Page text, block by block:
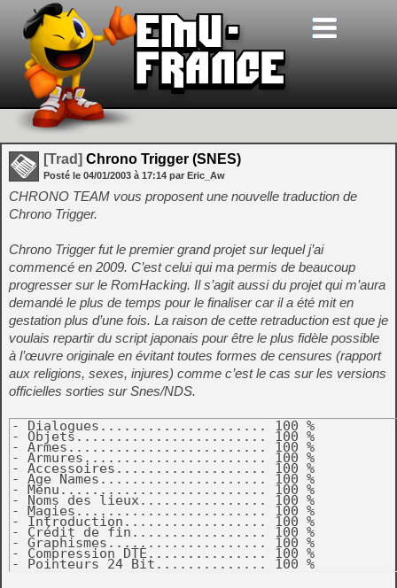
[Trad] Chrono Trigger (SNES)
Posté le 04/01/2003 à 17:14 par Eric_Aw
CHRONO TEAM vous proposent une nouvelle traduction de
Chrono Trigger.
Chrono Trigger fut le premier grand projet sur lequel j’ai
commencé en 2009. C’est celui qui ma permis de beaucoup
progresser sur le RomHacking. Il s’agit aussi du projet qui m’aura
demandé le plus de temps pour le finaliser car il a été mit en
gestation plus d’une fois. La raison de cette retraduction est que je
voulais repartir du script japonais pour être le plus fidèle possible
à l’œuvre originale en évitant toutes formes de censures (rapport
aux religions, sexes, injures) comme c’est le cas sur les versions
officielles sorties sur Snes/NDS.
- Dialogues..................... 100 %
- Objets........................ 100 %
- Armes......................... 100 %
- Armures....................... 100 %
- Accessoires................... 100 %
- Age Names..................... 100 %
- Menu.......................... 100 %
- Noms des lieux................ 100 %
- Magies........................ 100 %
- Introduction.................. 100 %
- Crédit de fin................. 100 %
- Graphismes.................... 100 %
- Compression DTE............... 100 %
- Pointeurs 24 Bit.............. 100 %